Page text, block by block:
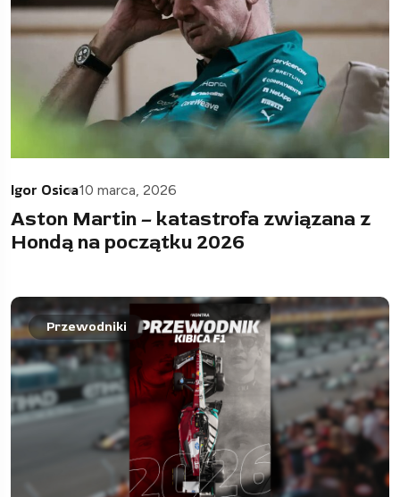
Igor Osica10 marca, 2026
Aston Martin – katastrofa związana z
Hondą na początku 2026
Przewodniki